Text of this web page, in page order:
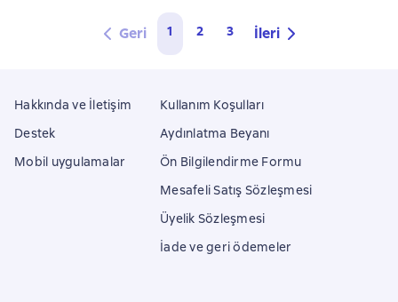
Geri 1 2 3 İleri
Hakkında ve İletişim
Destek
Mobil uygulamalar
Kullanım Koşulları
Aydınlatma Beyanı
Ön Bilgilendirme Formu
Mesafeli Satış Sözleşmesi
Üyelik Sözleşmesi
İade ve geri ödemeler